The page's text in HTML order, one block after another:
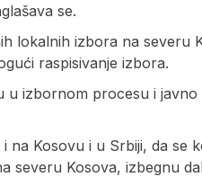
se.
lokalnih izbora na severu
raspisivanje izbora.
izbornom procesu i
na Kosovu i u Srbiji, da se
severu Kosova, izbegnu